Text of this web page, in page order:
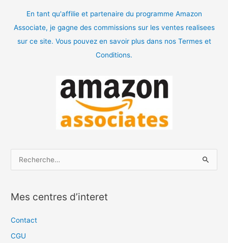
En tant qu'affilie et partenaire du programme Amazon
Associate, je gagne des commissions sur les ventes realisees
sur ce site. Vous pouvez en savoir plus dans nos Termes et
Conditions.
h
e
Mes centres d’interet
Contact
CGU